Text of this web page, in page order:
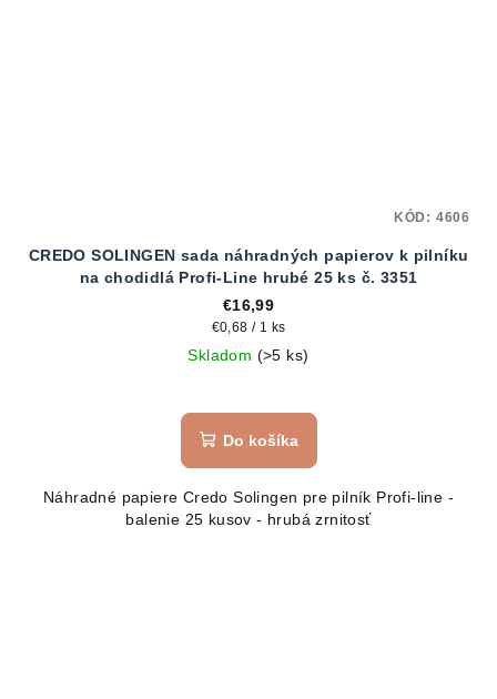
CREDO SOLINGEN sada náhradných papierov k pilníku
na chodidlá Profi-Line hrubé 25 ks č. 3351
€16,99
Jednotková
cena:
€0,68 / 1 ks
Skladom (>5 ks)
Do košíka
Náhradné papiere Credo Solingen pre pilník Profi-line -
balenie 25 kusov - hrubá zrnitosť
KÓD: 4606